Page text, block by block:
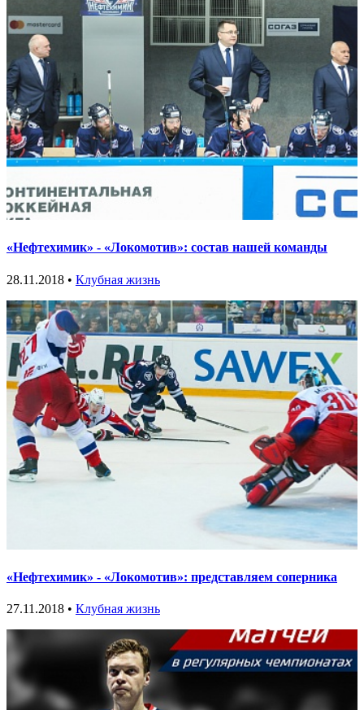
«Нефтехимик» - «Локомотив»: состав нашей команды
28.11.2018 • Клубная жизнь
«Нефтехимик» - «Локомотив»: представляем соперника
27.11.2018 • Клубная жизнь